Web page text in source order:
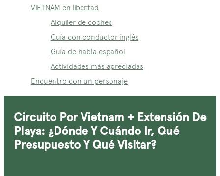
VIETNAM en libertad
Alquiler de coches
Guía con conductor inglés
Guía de habla español
Actividades más apreciadas
Encuentro con un personaje
Circuito Por Vietnam + Extensión De
Playa: ¿dónde Y Cuándo Ir, Qué
Presupuesto Y Qué Visitar?